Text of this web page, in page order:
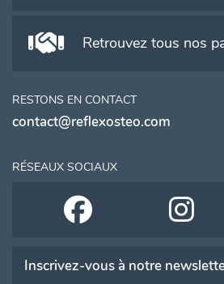
Retrouvez tous nos
RESTONS EN CONTACT
contact@reflexosteo.com
RÉSEAUX SOCIAUX
Inscrivez-vous à notre